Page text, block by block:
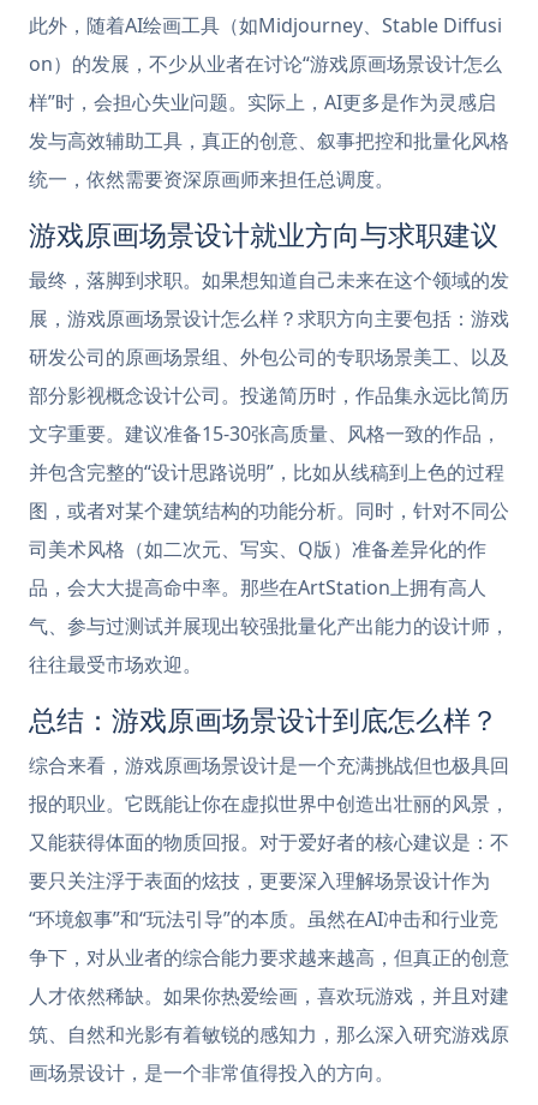
此外，随着AI绘画工具（如Midjourney、Stable Diffusi
on）的发展，不少从业者在讨论“游戏原画场景设计怎么
样”时，会担心失业问题。实际上，AI更多是作为灵感启
发与高效辅助工具，真正的创意、叙事把控和批量化风格
统一，依然需要资深原画师来担任总调度。
游戏原画场景设计就业方向与求职建议
最终，落脚到求职。如果想知道自己未来在这个领域的发
展，游戏原画场景设计怎么样？求职方向主要包括：游戏
研发公司的原画场景组、外包公司的专职场景美工、以及
部分影视概念设计公司。投递简历时，作品集永远比简历
文字重要。建议准备15-30张高质量、风格一致的作品，
并包含完整的“设计思路说明”，比如从线稿到上色的过程
图，或者对某个建筑结构的功能分析。同时，针对不同公
司美术风格（如二次元、写实、Q版）准备差异化的作
品，会大大提高命中率。那些在ArtStation上拥有高人
气、参与过测试并展现出较强批量化产出能力的设计师，
往往最受市场欢迎。
总结：游戏原画场景设计到底怎么样？
综合来看，游戏原画场景设计是一个充满挑战但也极具回
报的职业。它既能让你在虚拟世界中创造出壮丽的风景，
又能获得体面的物质回报。对于爱好者的核心建议是：不
要只关注浮于表面的炫技，更要深入理解场景设计作为
“环境叙事”和“玩法引导”的本质。虽然在AI冲击和行业竞
争下，对从业者的综合能力要求越来越高，但真正的创意
人才依然稀缺。如果你热爱绘画，喜欢玩游戏，并且对建
筑、自然和光影有着敏锐的感知力，那么深入研究游戏原
画场景设计，是一个非常值得投入的方向。